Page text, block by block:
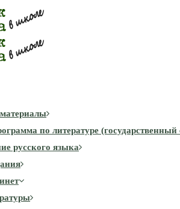
по литературе (государственный
русского языка